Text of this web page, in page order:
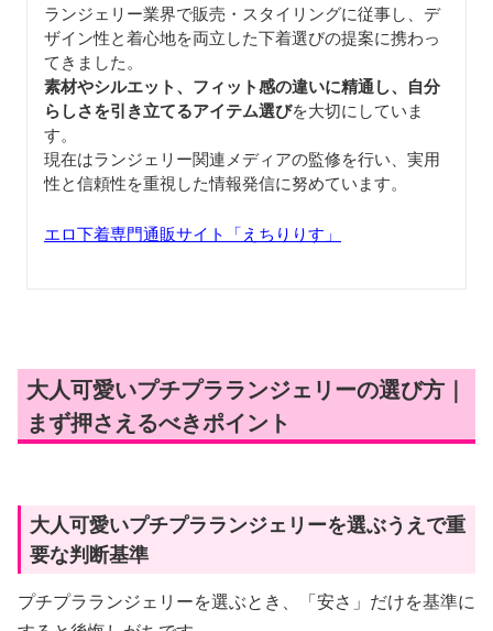
ランジェリー業界で販売・スタイリングに従事し、デ
ザイン性と着心地を両立した下着選びの提案に携わっ
てきました。
素材やシルエット、フィット感の違いに精通し、自分
らしさを引き立てるアイテム選びを大切にしていま
す。
現在はランジェリー関連メディアの監修を行い、実用
性と信頼性を重視した情報発信に努めています。
エロ下着専門通販サイト「えちりりす」
大人可愛いプチプラランジェリーの選び方｜
まず押さえるべきポイント
大人可愛いプチプラランジェリーを選ぶうえで重
要な判断基準
プチプラランジェリーを選ぶとき、「安さ」だけを基準に